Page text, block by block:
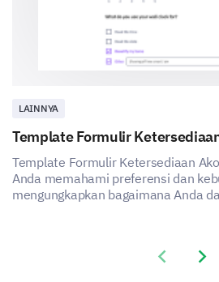
LAINNYA
Template Formulir
Template Formulir Ketersediaan
Anda memahami preferensi dan
mengungkapkan bagaimana Anda
Previous